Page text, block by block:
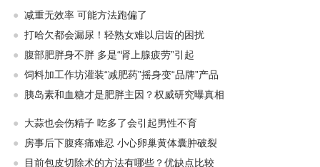
● 减重无效率 可能方法跑偏了
● 打哈欠都会漏尿！轻熟女难以启齿的困扰
●
腹部肥胖身不胖 多是“肾上腺疲劳”引起
● 饲料加工作坊灌装“减肥药”摇身变“品牌”产品
●
胰岛素和血糖才是肥胖主因？权威研究曝真相
●
大蒜也会伤精子 吃多了会引起男性不育
●
房事后下腹疼痛难忍 小心卵巢黄体囊肿破裂
●
目前包皮切除术的方法有哪些？优缺点比较